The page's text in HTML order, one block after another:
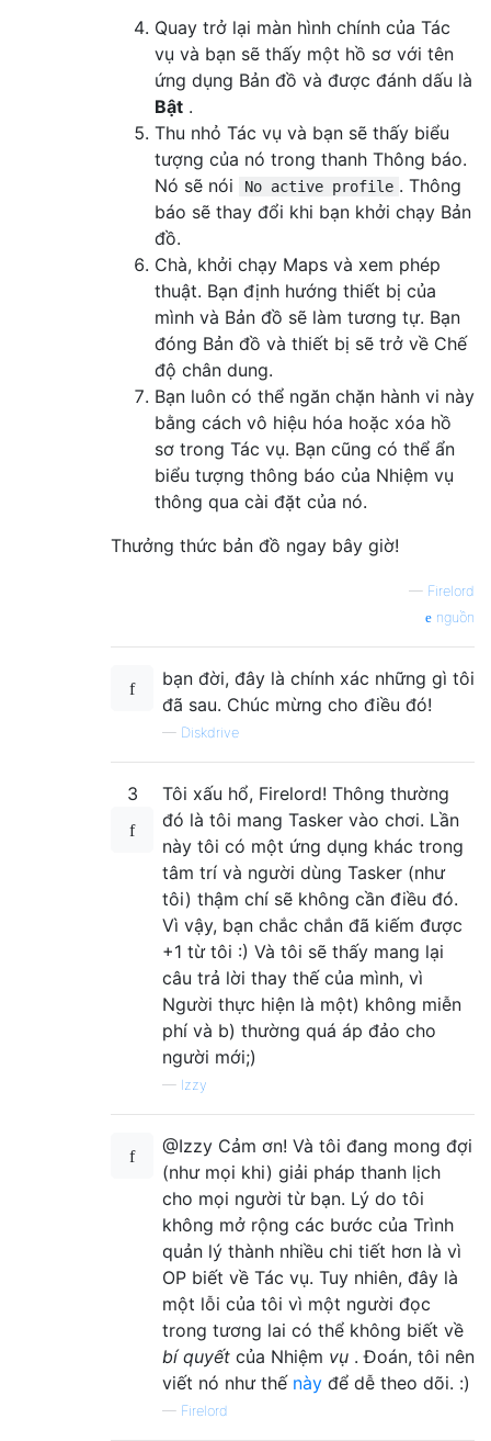
Quay trở lại màn hình chính của Tác
vụ và bạn sẽ thấy một hồ sơ với tên
ứng dụng Bản đồ và được đánh dấu là
Bật .
Thu nhỏ Tác vụ và bạn sẽ thấy biểu
tượng của nó trong thanh Thông báo.
Nó sẽ nói
No active profile . Thông
báo sẽ thay đổi khi bạn khởi chạy Bản
đồ.
Chà, khởi chạy Maps và xem phép
thuật. Bạn định hướng thiết bị của
mình và Bản đồ sẽ làm tương tự. Bạn
đóng Bản đồ và thiết bị sẽ trở về Chế
độ chân dung.
Bạn luôn có thể ngăn chặn hành vi này
bằng cách vô hiệu hóa hoặc xóa hồ
sơ trong Tác vụ. Bạn cũng có thể ẩn
biểu tượng thông báo của Nhiệm vụ
thông qua cài đặt của nó.
Thưởng thức bản đồ ngay bây giờ!
— Firelord
nguồn
bạn đời, đây là chính xác những gì tôi
đã sau. Chúc mừng cho điều đó!
— Diskdrive
3
Tôi xấu hổ, Firelord! Thông thường
đó là tôi mang Tasker vào chơi. Lần
này tôi có một ứng dụng khác trong
tâm trí và người dùng Tasker (như
tôi) thậm chí sẽ không cần điều đó.
Vì vậy, bạn chắc chắn đã kiếm được
+1 từ tôi :) Và tôi sẽ thấy mang lại
câu trả lời thay thế của mình, vì
Người thực hiện là một) không miễn
phí và b) thường quá áp đảo cho
người mới;)
— Izzy
@Izzy Cảm ơn! Và tôi đang mong đợi
(như mọi khi) giải pháp thanh lịch
cho mọi người từ bạn. Lý do tôi
không mở rộng các bước của Trình
quản lý thành nhiều chi tiết hơn là vì
OP biết về Tác vụ. Tuy nhiên, đây là
một lỗi của tôi vì một người đọc
trong tương lai có thể không biết về
bí quyết của Nhiệm vụ . Đoán, tôi nên
viết nó như thế này để dễ theo dõi. :)
— Firelord